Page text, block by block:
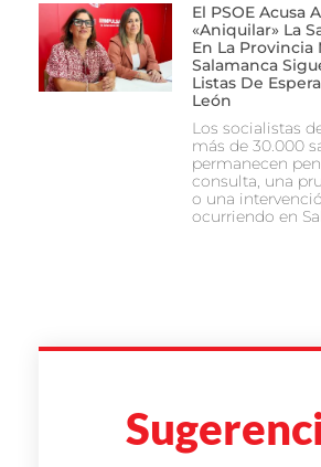
El PSOE Acusa
«aniquilar» La
En La Provincia
Salamanca
Listas De
León
Los socialistas
más de 30.000
permanecen
consulta, una
o una
ocurriendo en